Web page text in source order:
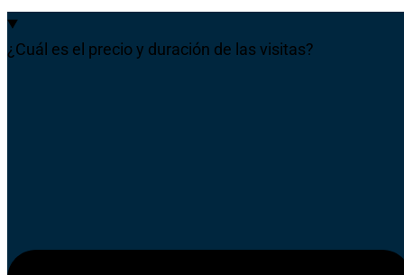
¿Cuál es el precio y duración de las visitas?